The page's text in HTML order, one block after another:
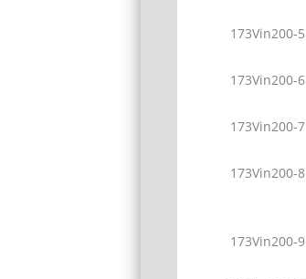
173Vin200-5
173Vin200-6
173Vin200-7
173Vin200-8
173Vin200-9